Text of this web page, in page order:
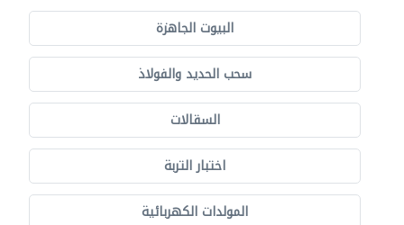
البيوت الجاهزة
سحب الحديد والفولاذ
السقالات
اختبار التربة
المولدات الكهربائية